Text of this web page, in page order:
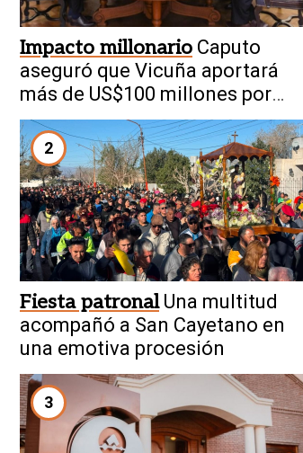
Impacto millonario Caputo
aseguró que Vicuña aportará
más de US$100 millones por
año a San Juan
2
Fiesta patronal Una multitud
acompañó a San Cayetano en
una emotiva procesión
3